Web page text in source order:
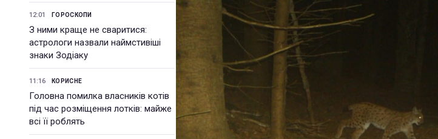
12:01 ГОРОСКОПИ
З ними краще не сваритися:
астрологи назвали наймстивіші
знаки Зодіаку
11:16 КОРИСНЕ
Головна помилка власників котів
під час розміщення лотків: майже
всі її роблять